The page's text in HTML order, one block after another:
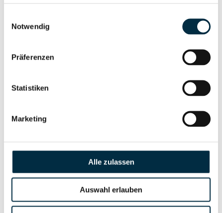
Notwendig
Präferenzen
Statistiken
Marketing
Alle zulassen
Auswahl erlauben
Gesellschafterstruktur
Vollständiges
Unternehmensprofil
Unternehmensnetzwerk
Unternehmensprofil
Berechtigten Pfad
anfragen
Risikoinformationen